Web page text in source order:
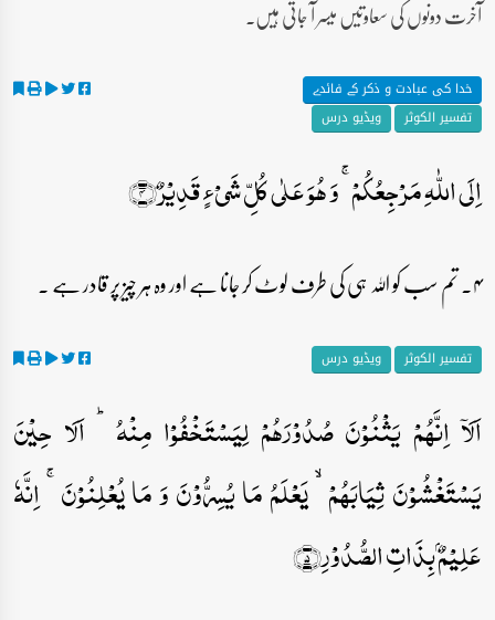
آخرت دونوں کی سعاوتیں میسر آ جاتی ہیں۔
خدا کی عبادت و ذکر کے فائدے
تفسیر الکوثر
ویڈیو درس
اِلَی اللّٰہِ مَرۡجِعُکُمۡ ۚ وَ ہُوَ عَلٰی کُلِّ شَیۡءٍ قَدِیۡرٌ﴿۴﴾
۴۔ تم سب کو اللہ ہی کی طرف لوٹ کر جانا ہے اور وہ ہر چیز پر قادر ہے ۔
تفسیر الکوثر ویڈیو درس
اَلَاۤ اِنَّہُمۡ یَثۡنُوۡنَ صُدُوۡرَہُمۡ لِیَسۡتَخۡفُوۡا مِنۡہُ ؕ اَلَا حِیۡنَ
یَسۡتَغۡشُوۡنَ ثِیَابَہُمۡ ۙ یَعۡلَمُ مَا یُسِرُّوۡنَ وَ مَا یُعۡلِنُوۡنَ ۚ اِنَّہٗ
عَلِیۡمٌۢ بِذَاتِ الصُّدُوۡرِ﴿۵﴾